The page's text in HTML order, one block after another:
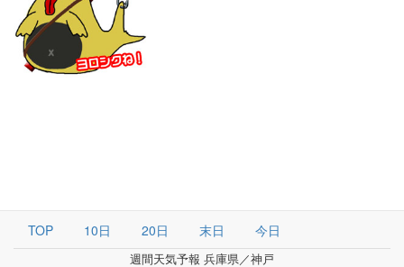
TOP 10日 20日 末日 今日
週間天気予報 兵庫県／神戸